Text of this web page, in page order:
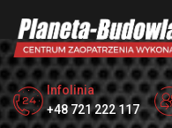
Infolinia
+48 721 222 117